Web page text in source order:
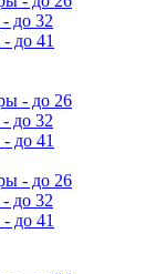
до 32
до 41
- до 26
до 32
до 41
- до 26
до 32
до 41